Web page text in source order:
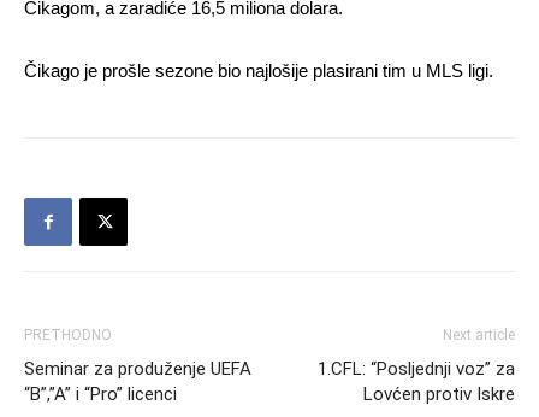
Čikagom, a zaradiće 16,5 miliona dolara.
Čikago je prošle sezone bio najlošije plasirani tim u MLS ligi.
PRETHODNO
Seminar za produženje UEFA
“B”,”A” i “Pro” licenci
Next article
1.CFL: “Posljednji voz” za
Lovćen protiv Iskre